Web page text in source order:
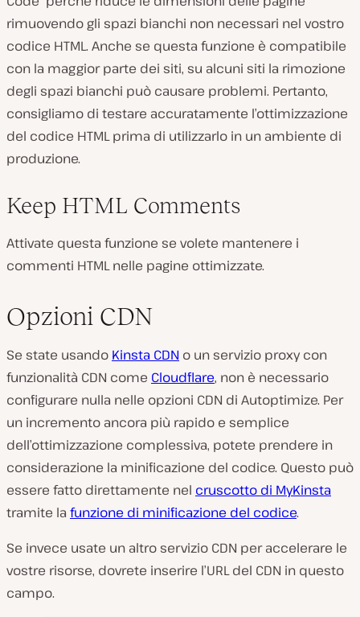
rimuovendo gli spazi bianchi non necessari nel vostro
codice HTML. Anche se questa funzione è compatibile
con la maggior parte dei siti, su alcuni siti la rimozione
degli spazi bianchi può causare problemi. Pertanto,
consigliamo di testare accuratamente l’ottimizzazione
del codice HTML prima di utilizzarlo in un ambiente di
produzione.
Keep HTML Comments
Attivate questa funzione se volete mantenere i
commenti HTML nelle pagine ottimizzate.
Opzioni CDN
Se state usando Kinsta CDN o un servizio proxy con
funzionalità CDN come Cloudflare, non è necessario
configurare nulla nelle opzioni CDN di Autoptimize. Per
un incremento ancora più rapido e semplice
dell’ottimizzazione complessiva, potete prendere in
considerazione la minificazione del codice. Questo può
essere fatto direttamente nel cruscotto di MyKinsta
tramite la funzione di minificazione del codice.
Se invece usate un altro servizio CDN per accelerare le
vostre risorse, dovrete inserire l’URL del CDN in questo
campo.